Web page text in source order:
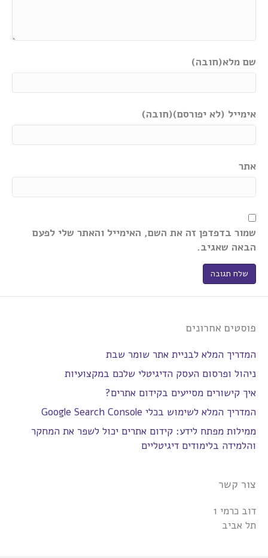
שם מלא(חובה)
אימייל (לא יפורסם)(חובה)
אתר
שמור בדפדפן זה את השם, האימייל והאתר שלי לפעם
הבאה שאגיב.
פוסטים אחרונים
המדריך המלא לבניית אתר שומר שבת
ניהול ופרסום העסק הדיגיטלי שלכם במקצועיות
איך קישורים מסייעים בקידום אתרים?
המדריך המלא לשימוש בכלי Google Search Console
ממילות מפתח לידע: קידום אתרים יכול לשפר את המחקר
והלמידה בלימודים דיגיטליים
צור קשר
דוב כרמי 1
תל אביב